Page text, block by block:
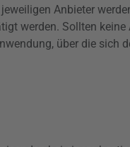
Anbieter
werden. Sollten keine
über die sich